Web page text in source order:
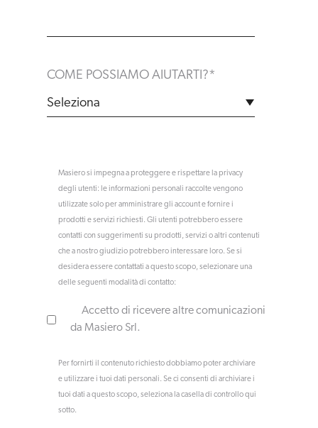
COME POSSIAMO AIUTARTI?*
Masiero si impegna a proteggere e rispettare la privacy
degli utenti: le informazioni personali raccolte vengono
utilizzate solo per amministrare gli account e fornire i
prodotti e servizi richiesti. Gli utenti potrebbero essere
contatti con suggerimenti su prodotti, servizi o altri contenuti
che a nostro giudizio potrebbero interessare loro. Se si
desidera essere contattati a questo scopo, selezionare una
delle seguenti modalità di contatto:
Accetto di ricevere altre comunicazioni
da Masiero Srl.
Per fornirti il contenuto richiesto dobbiamo poter archiviare
e utilizzare i tuoi dati personali. Se ci consenti di archiviare i
tuoi dati a questo scopo, seleziona la casella di controllo qui
sotto.